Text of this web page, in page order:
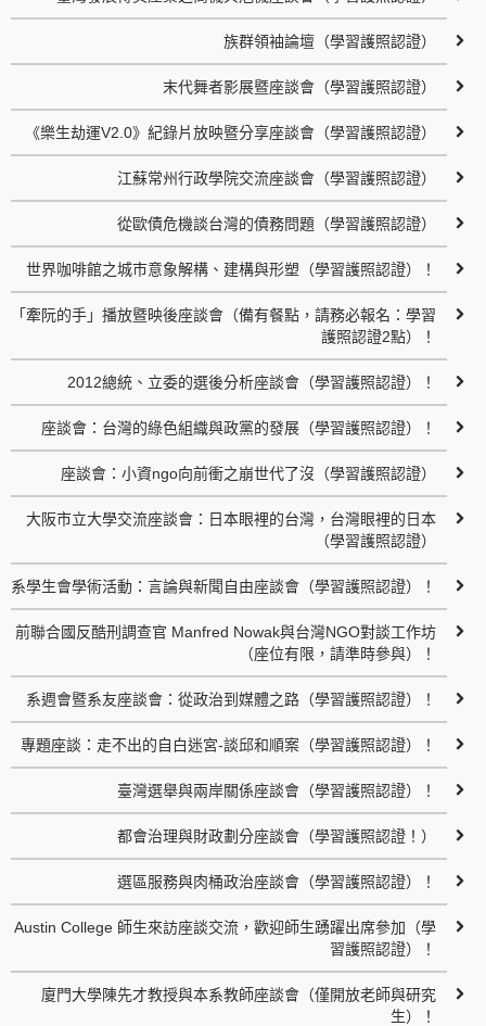
族群領袖論壇（學習護照認證）
末代舞者影展暨座談會（學習護照認證）
《樂生劫運V2.0》紀錄片放映暨分享座談會（學習護照認證）
江蘇常州行政學院交流座談會（學習護照認證）
從歐債危機談台灣的債務問題（學習護照認證）
世界咖啡館之城市意象解構、建構與形塑（學習護照認證）！
「牽阮的手」播放暨映後座談會（備有餐點，請務必報名：學習
護照認證2點）！
2012總統、立委的選後分析座談會（學習護照認證）！
座談會：台灣的綠色組織與政黨的發展（學習護照認證）！
座談會：小資ngo向前衝之崩世代了沒（學習護照認證）
大阪市立大學交流座談會：日本眼裡的台灣，台灣眼裡的日本
（學習護照認證）
系學生會學術活動：言論與新聞自由座談會（學習護照認證）！
前聯合國反酷刑調查官 Manfred Nowak與台灣NGO對談工作坊
（座位有限，請準時參與）！
系週會暨系友座談會：從政治到媒體之路（學習護照認證）！
專題座談：走不出的自白迷宮-談邱和順案（學習護照認證）！
臺灣選舉與兩岸關係座談會（學習護照認證）！
都會治理與財政劃分座談會（學習護照認證！）
選區服務與肉桶政治座談會（學習護照認證）！
Austin College 師生來訪座談交流，歡迎師生踴躍出席參加（學
習護照認證）！
廈門大學陳先才教授與本系教師座談會（僅開放老師與研究
生）！